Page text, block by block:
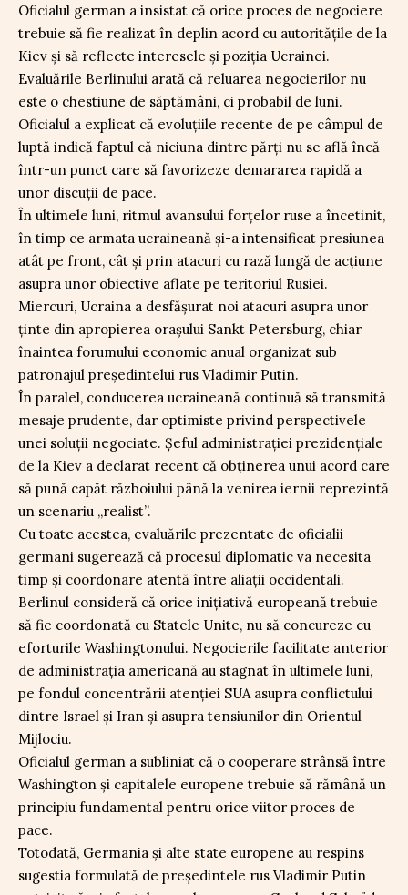
Oficialul german a insistat că orice proces de negociere
trebuie să fie realizat în deplin acord cu autoritățile de la
Kiev și să reflecte interesele și poziția Ucrainei.
Evaluările Berlinului arată că reluarea negocierilor nu
este o chestiune de săptămâni, ci probabil de luni.
Oficialul a explicat că evoluțiile recente de pe câmpul de
luptă indică faptul că niciuna dintre părți nu se află încă
într-un punct care să favorizeze demararea rapidă a
unor discuții de pace.
În ultimele luni, ritmul avansului forțelor ruse a încetinit,
în timp ce armata ucraineană și-a intensificat presiunea
atât pe front, cât și prin atacuri cu rază lungă de acțiune
asupra unor obiective aflate pe teritoriul Rusiei.
Miercuri, Ucraina a desfășurat noi atacuri asupra unor
ținte din apropierea orașului Sankt Petersburg, chiar
înaintea forumului economic anual organizat sub
patronajul președintelui rus Vladimir Putin.
În paralel, conducerea ucraineană continuă să transmită
mesaje prudente, dar optimiste privind perspectivele
unei soluții negociate. Șeful administrației prezidențiale
de la Kiev a declarat recent că obținerea unui acord care
să pună capăt războiului până la venirea iernii reprezintă
un scenariu „realist”.
Cu toate acestea, evaluările prezentate de oficialii
germani sugerează că procesul diplomatic va necesita
timp și coordonare atentă între aliații occidentali.
Berlinul consideră că orice inițiativă europeană trebuie
să fie coordonată cu Statele Unite, nu să concureze cu
eforturile Washingtonului. Negocierile facilitate anterior
de administrația americană au stagnat în ultimele luni,
pe fondul concentrării atenției SUA asupra conflictului
dintre Israel și Iran și asupra tensiunilor din Orientul
Mijlociu.
Oficialul german a subliniat că o cooperare strânsă între
Washington și capitalele europene trebuie să rămână un
principiu fundamental pentru orice viitor proces de
pace.
Totodată, Germania și alte state europene au respins
sugestia formulată de președintele rus Vladimir Putin